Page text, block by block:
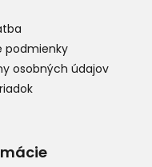
podmienky
osobných údajov